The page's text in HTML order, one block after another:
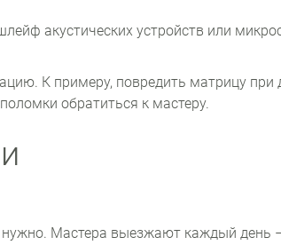
акустических устройств или
К примеру, повредить матрицу при
обратиться к мастеру.
Мастера выезжают каждый день